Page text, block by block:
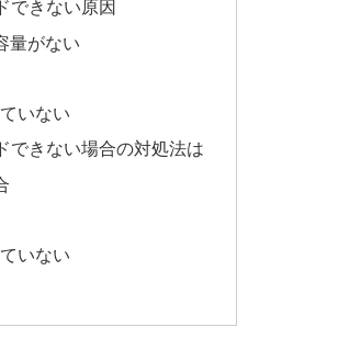
できない原因
量がない
いない
できない場合の対処法は
いない